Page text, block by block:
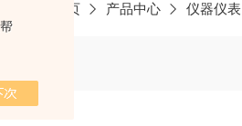
首页 产品中心 仪器仪表